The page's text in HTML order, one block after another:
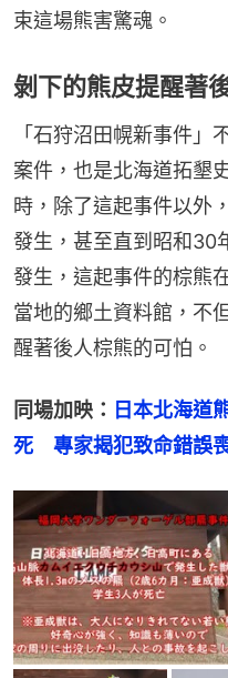
束這場熊害驚魂。
剝下的熊皮提醒著
「石狩沼田幌新事件」
案件，也是北海道拓墾
時，除了這起事件以外
發生，甚至直到昭和30
發生，這起事件的棕熊
當地的鄉土資料館，不
醒著後人棕熊的可怕。
同場加映： 日本北海道
死　專家揭犯致命錯誤